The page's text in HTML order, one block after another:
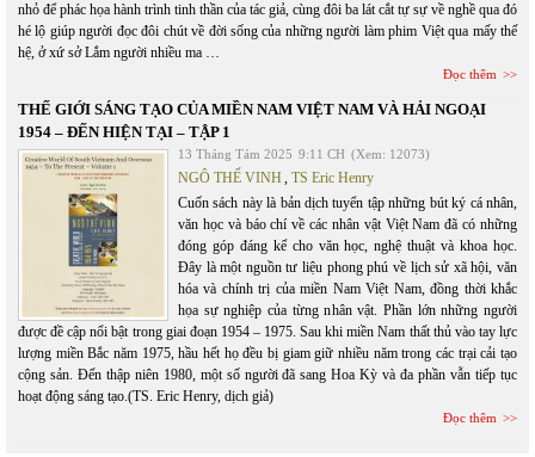
nhỏ để phác họa hành trình tinh thần của tác giả, cùng đôi ba lát cắt tự sự về nghề qua đó
hé lộ giúp người đọc đôi chút về đời sống của những người làm phim Việt qua mấy thế
hệ, ở xứ sở Lắm người nhiều ma …
Đọc thêm
THẾ GIỚI SÁNG TẠO CỦA MIỀN NAM VIỆT NAM VÀ HẢI NGOẠI
1954 – ĐẾN HIỆN TẠI – TẬP 1
13 Tháng Tám 2025 9:11 CH (Xem: 12073)
NGÔ THẾ VINH, TS Eric Henry
Cuốn sách này là bản dịch tuyển tập những bút ký cá nhân,
văn học và báo chí về các nhân vật Việt Nam đã có những
đóng góp đáng kể cho văn học, nghệ thuật và khoa học.
Đây là một nguồn tư liệu phong phú về lịch sử xã hội, văn
hóa và chính trị của miền Nam Việt Nam, đồng thời khắc
họa sự nghiệp của từng nhân vật. Phần lớn những người
được đề cập nổi bật trong giai đoạn 1954 – 1975. Sau khi miền Nam thất thủ vào tay lực
lượng miền Bắc năm 1975, hầu hết họ đều bị giam giữ nhiều năm trong các trại cải tạo
cộng sản. Đến thập niên 1980, một số người đã sang Hoa Kỳ và đa phần vẫn tiếp tục
hoạt động sáng tạo.(TS. Eric Henry, dịch giả)
Đọc thêm